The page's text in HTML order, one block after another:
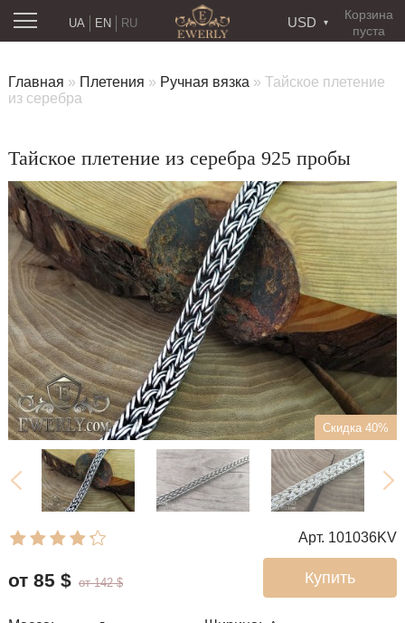
Корзина
пуста
USD
RU
UA EN
Главная » Плетения » Ручная вязка » Тайское плетение
из серебра
Тайское плетение из серебра 925 пробы
Скидка 40%
Арт. 101036KV
Купить
от 85 $ от 142 $